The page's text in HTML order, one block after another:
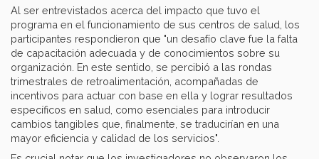
Al ser entrevistados acerca del impacto que tuvo el
programa en el funcionamiento de sus centros de salud, los
participantes respondieron que "un desafío clave fue la falta
de capacitación adecuada y de conocimientos sobre su
organización. En este sentido, se percibió a las rondas
trimestrales de retroalimentación, acompañadas de
incentivos para actuar con base en ella y lograr resultados
específicos en salud, como esenciales para introducir
cambios tangibles que, finalmente, se traducirían en una
mayor eficiencia y calidad de los servicios".